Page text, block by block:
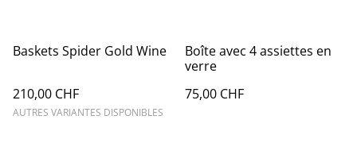
Baskets Spider Gold Wine
210,00 CHF
AUTRES VARIANTES DISPONIBLES
Boîte avec 4 assiettes en
verre
75,00 CHF